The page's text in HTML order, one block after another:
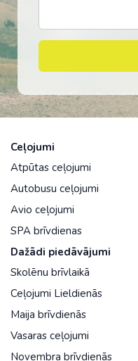
Ceļojumi
Atpūtas ceļojumi
Autobusu ceļojumi
Avio ceļojumi
SPA brīvdienas
Dažādi piedāvājumi
Skolēnu brīvlaikā
Ceļojumi Lieldienās
Maija brīvdienās
Vasaras ceļojumi
Novembra brīvdienās